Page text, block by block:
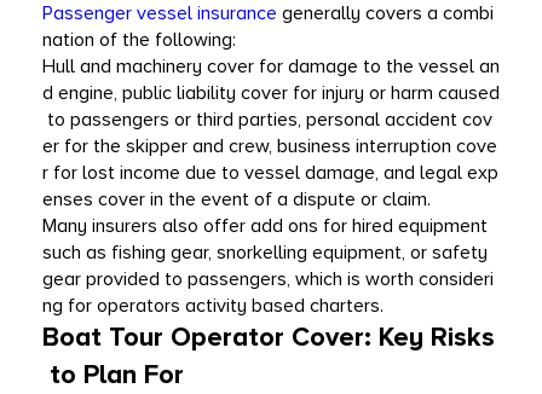
Passenger vessel insurance generally covers a combi
nation of the following:
Hull and machinery cover for damage to the vessel an
d engine, public liability cover for injury or harm caused
to passengers or third parties, personal accident cov
er for the skipper and crew, business interruption cove
r for lost income due to vessel damage, and legal exp
enses cover in the event of a dispute or claim.
Many insurers also offer add ons for hired equipment
such as fishing gear, snorkelling equipment, or safety
gear provided to passengers, which is worth consideri
ng for operators activity based charters.
Boat Tour Operator Cover: Key Risks
to Plan For